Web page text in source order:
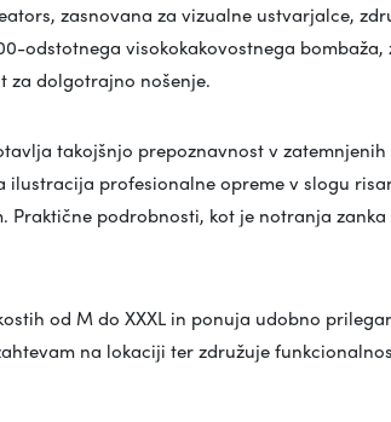
zasnovana za vizualne ustvarjalce,
odstotnega visokokakovostnega
za dolgotrajno nošenje.
takojšnjo prepoznavnost v
profesionalne opreme v slogu
Praktične podrobnosti, kot je notranja zanka
od M do XXXL in ponuja udobno
na lokaciji ter združuje